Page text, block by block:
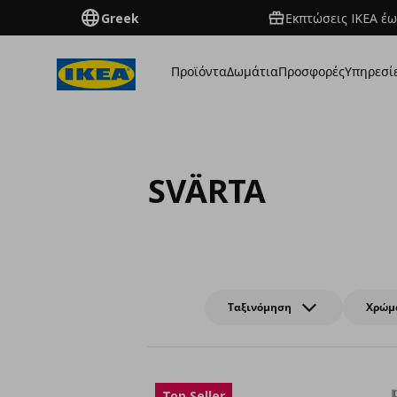
Greek Εκπτώσεις IKEA
ΠροϊόνταΔωμάτιαΠροσφορές
SVÄRTA
Ταξινόμηση